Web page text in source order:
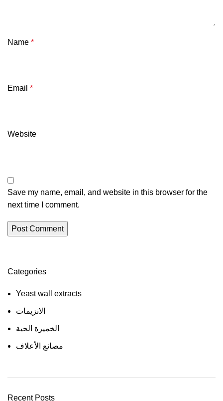
Name *
Email *
Website
Save my name, email, and website in this browser for the
next time I comment.
Categories
Yeast wall extracts
الانزيمات
الخميرة الحية
مصانع الأعلاف
Recent Posts